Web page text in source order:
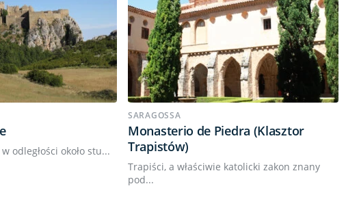
odległości około stu...
SARAGOSSA
Monasterio de Piedra (Klasztor
Trapistów)
Trapiści, a właściwie katolicki zakon znany
pod...